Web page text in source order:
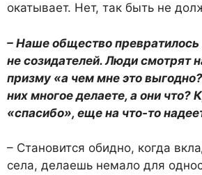
окатывает. Нет, так быть не
– Наше общество превратилось
не созидателей. Люди смотрят
призму «а чем мне это
них многое делаете, а они что?
«спасибо», еще на что-то
– Становится обидно, когда
села, делаешь немало для